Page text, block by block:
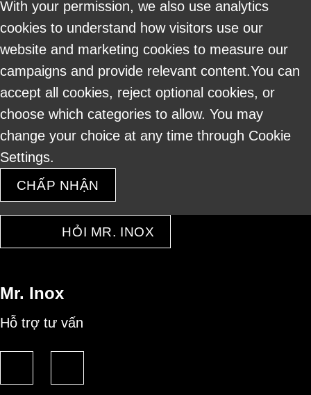
With your permission, we also use analytics
cookies to understand how visitors use our
website and marketing cookies to measure our
campaigns and provide relevant content.You can
accept all cookies, reject optional cookies, or
choose which categories to allow. You may
change your choice at any time through Cookie
Settings.
CHẤP NHẬN
HỎI MR. INOX
Mr. Inox
Hỗ trợ tư vấn